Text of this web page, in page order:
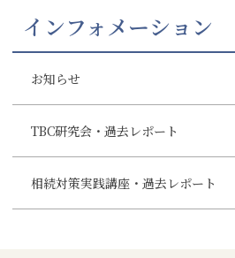
インフォメーション
お知らせ
TBC研究会・過去レポート
相続対策実践講座・過去レポート